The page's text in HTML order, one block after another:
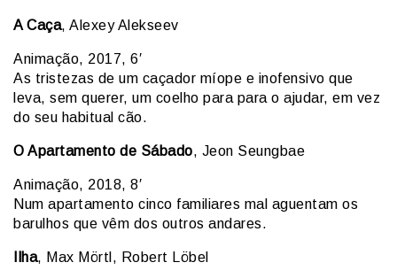
A Caça, Alexey Alekseev
Animação, 2017, 6′
As tristezas de um caçador míope e inofensivo que
leva, sem querer, um coelho para para o ajudar, em vez
do seu habitual cão.
O Apartamento de Sábado, Jeon Seungbae
Animação, 2018, 8′
Num apartamento cinco familiares mal aguentam os
barulhos que vêm dos outros andares.
Ilha, Max Mörtl, Robert Löbel